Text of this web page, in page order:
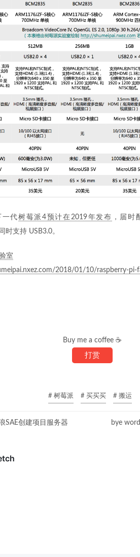
一代树莓派4预计在2019年发布 ，届时
时支持 USB3.0。
室
2018/01/10/raspberry-pi-
Buy me a coffee ☕
打赏
# 树莓派 # 买买买 # 搬运
SAE创建项目服务器 bye